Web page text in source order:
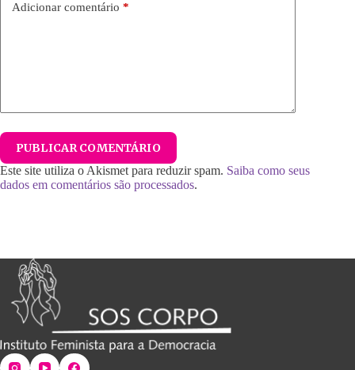
Adicionar comentário *
PUBLICAR COMENTÁRIO
Este site utiliza o Akismet para reduzir spam. Saiba como seus
dados em comentários são processados.